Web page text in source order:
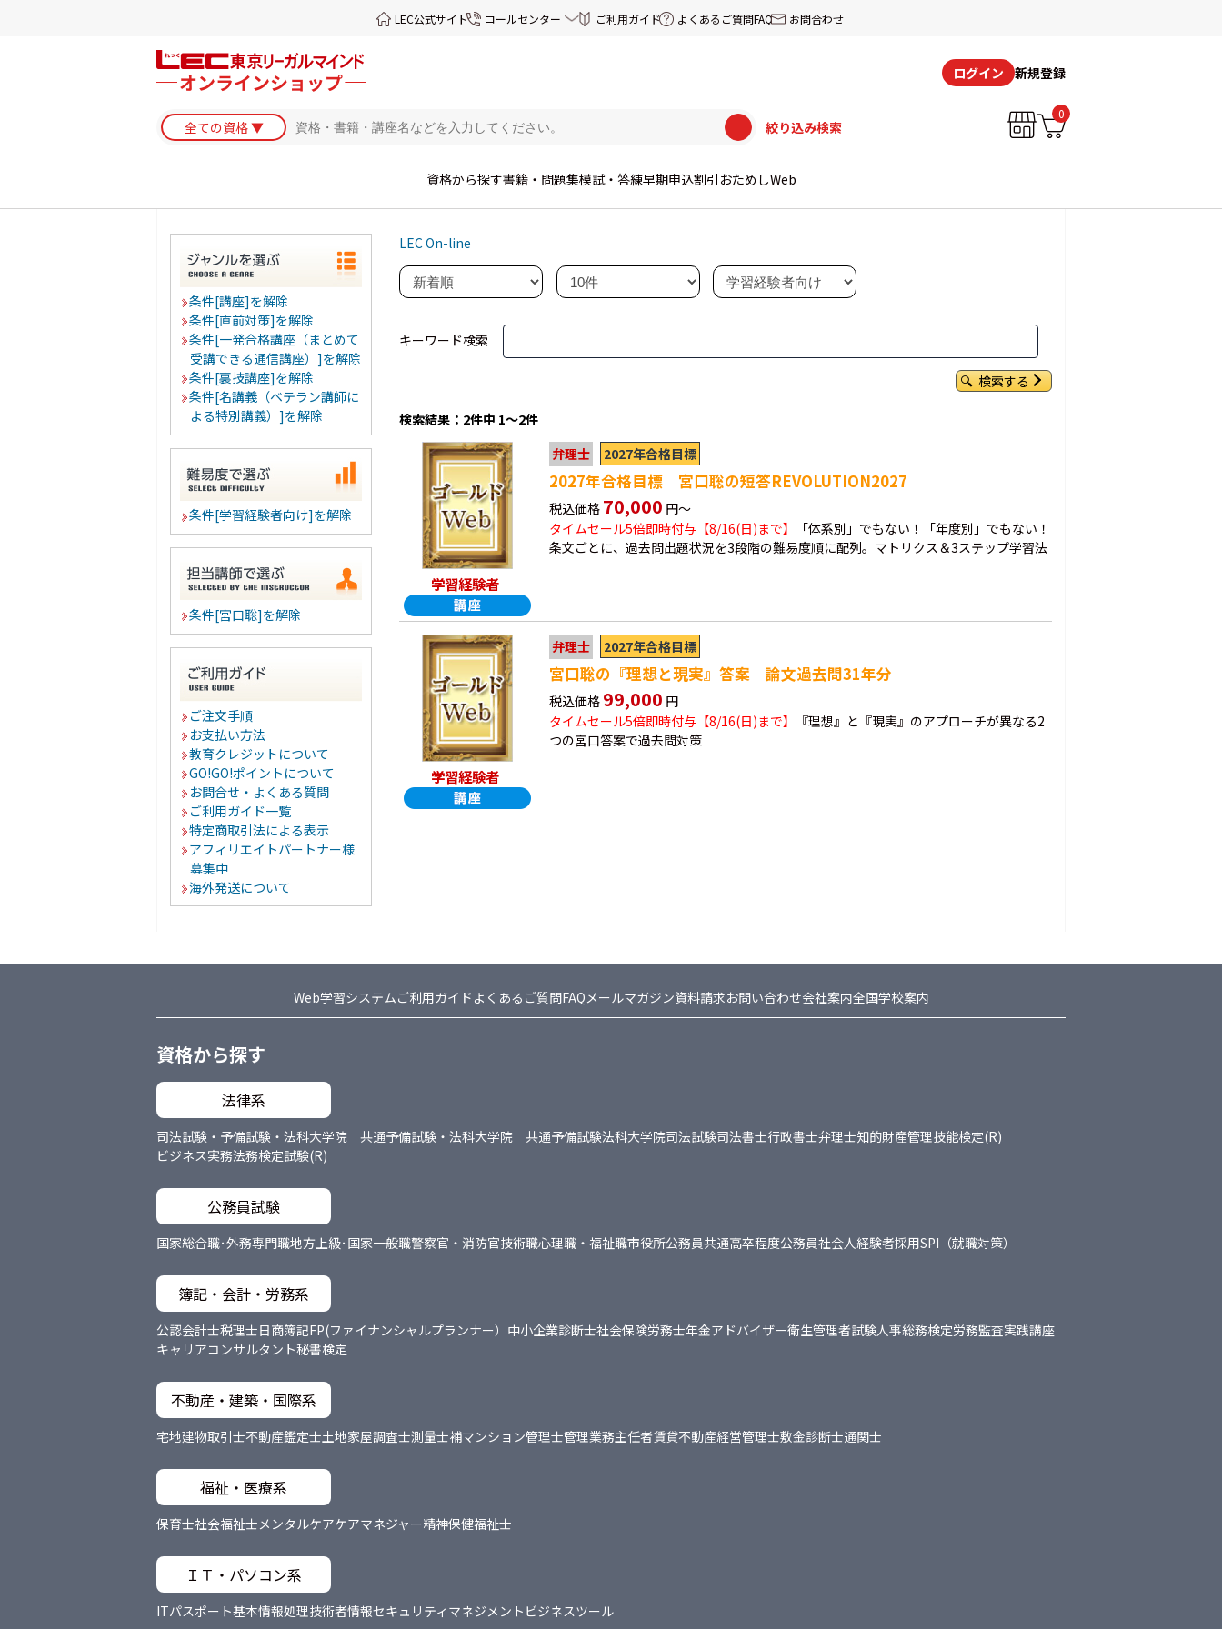
LEC公式サイト コールセンター ご利用ガイド よくあるご質問FAQ お問合わせ
ログイン 新規登録
絞り込み検索
0
資格から探す書籍・問題集模試・答練早期申込割引 おためしWeb
条件[講座]を解除
条件[直前対策]を解除
条件[一発合格講座（まとめて
受講できる通信講座）]を解除
条件[裏技講座]を解除
条件[名講義（ベテラン講師に
よる特別講義）]を解除
条件[学習経験者向け]を解除
条件[宮口聡]を解除
ご注文手順
お支払い方法
教育クレジットについて
GO!GO!ポイントについて
お問合せ・よくある質問
ご利用ガイド一覧
特定商取引法による表示
アフィリエイトパートナー様
募集中
海外発送について
LEC On-line
キーワード検索
検索する
検索結果：2件中 1～2件
学習経験者
弁理士 2027年合格目標
2027年合格目標 宮口聡の短答REVOLUTION2027
税込価格 70,000 円～
タイムセール5倍即時付与【8/16(日)まで】
「体系別」でもない！「年度別」でもない！
条文ごとに、過去問出題状況を3段階の難易度順に配列。マトリクス＆3ステップ学習法
学習経験者
弁理士 2027年合格目標
宮口聡の『理想と現実』答案 論文過去問31年分
税込価格 99,000 円
タイムセール5倍即時付与【8/16(日)まで】
『理想』と『現実』のアプローチが異なる2
つの宮口答案で過去問対策
Web学習システムご利用ガイド よくあるご質問FAQメールマガジン資料請求お問い合わせ会社案内全国学校案内
資格から探す
法律系
司法試験・予備試験・法科大学院 共通予備試験・法科大学院 共通予備試験法科大学院司法試験司法書士行政書士弁理士知的財産管理技能検定(R)
ビジネス実務法務検定試験(R)
公務員試験
国家総合職･外務専門職地方上級･国家一般職警察官・消防官技術職心理職・福祉職市役所公務員共通高卒程度公務員社会人経験者採用SPI（就職対策）
簿記・会計・労務系
公認会計士税理士日商簿記FP(ファイナンシャルプランナー） 中小企業診断士社会保険労務士年金アドバイザー衛生管理者試験人事総務検定労務監査実践講座
キャリアコンサルタント秘書検定
不動産・建築・国際系
宅地建物取引士不動産鑑定士土地家屋調査士測量士補マンション管理士管理業務主任者賃貸不動産経営管理士敷金診断士通関士
福祉・医療系
保育士社会福祉士メンタルケアケアマネジャー精神保健福祉士
ＩＴ・パソコン系
ITパスポート基本情報処理技術者情報セキュリティマネジメント ビジネスツール